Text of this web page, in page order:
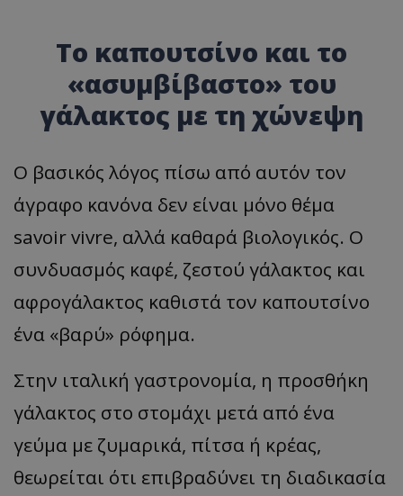
Το καπουτσίνο και το
«ασυμβίβαστο» του
γάλακτος με τη χώνεψη
Ο βασικός λόγος πίσω από αυτόν τον
άγραφο κανόνα δεν είναι μόνο θέμα
savoir vivre, αλλά καθαρά βιολογικός. Ο
συνδυασμός καφέ, ζεστού γάλακτος και
αφρογάλακτος καθιστά τον καπουτσίνο
ένα «βαρύ» ρόφημα.
Στην ιταλική γαστρονομία, η προσθήκη
γάλακτος στο στομάχι μετά από ένα
γεύμα με ζυμαρικά, πίτσα ή κρέας,
θεωρείται ότι επιβραδύνει τη διαδικασία